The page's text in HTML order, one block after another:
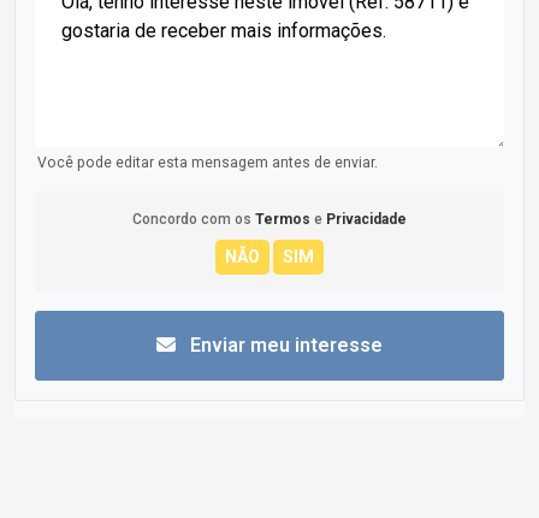
Você pode editar esta mensagem antes de enviar.
Concordo com os Termos e Privacidade
Enviar meu interesse